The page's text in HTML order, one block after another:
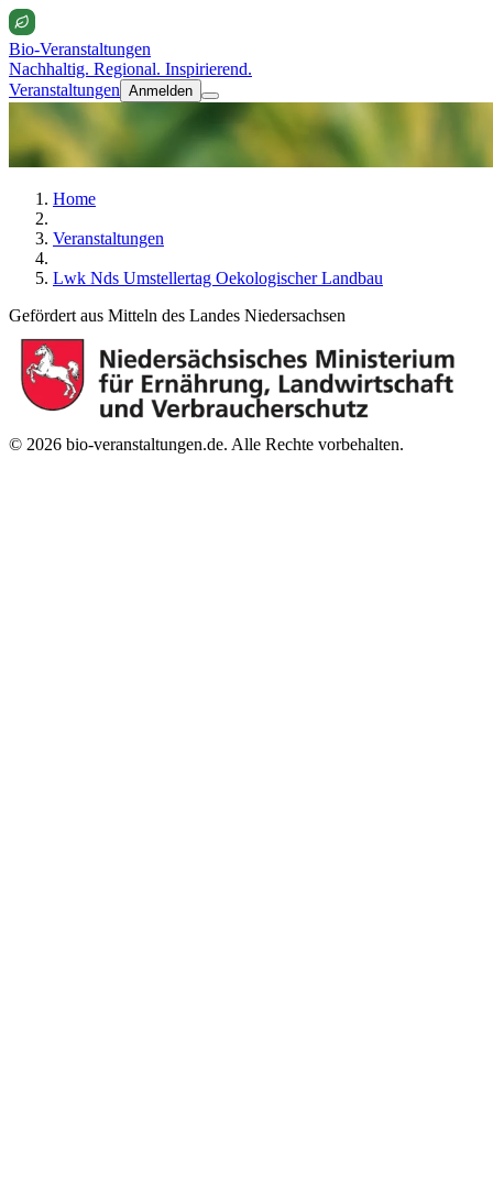
Bio-Veranstaltungen
Nachhaltig. Regional. Inspirierend.
Veranstaltungen Anmelden
Home
Veranstaltungen
Lwk Nds Umstellertag Oekologischer Landbau
Gefördert aus Mitteln des Landes Niedersachsen
© 2026 bio-veranstaltungen.de. Alle Rechte vorbehalten.